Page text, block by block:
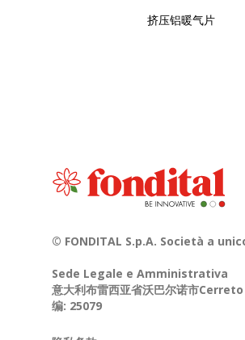
挤压铝暖气片
© FONDITAL S.p.A. Società a
Sede Legale e Amministrativa
意大利布雷西亚省沃巴尔诺市
编: 25079